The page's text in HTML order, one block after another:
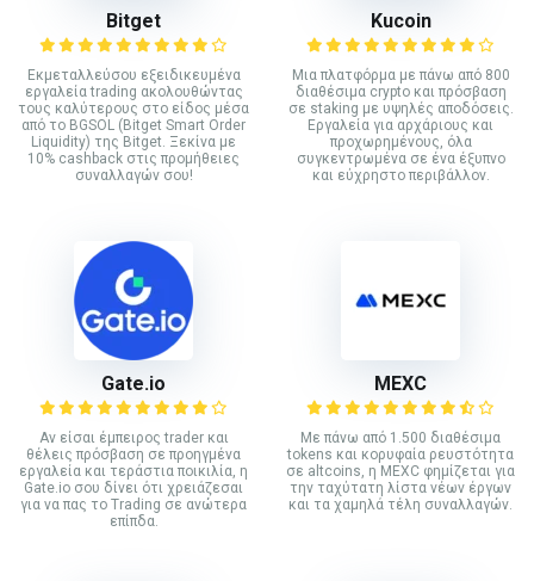
Bitget
Εκμεταλλεύσου εξειδικευμένα
εργαλεία trading ακολουθώντας
τους καλύτερους στο είδος μέσα
από το BGSOL (Bitget Smart Order
Liquidity) της Bitget. Ξεκίνα με
10% cashback στις προμήθειες
συναλλαγών σου!
Kucoin
Mια πλατφόρμα με πάνω από 800
διαθέσιμα crypto και πρόσβαση
σε staking με υψηλές αποδόσεις.
Εργαλεία για αρχάριους και
προχωρημένους, όλα
συγκεντρωμένα σε ένα έξυπνο
και εύχρηστο περιβάλλον.
Gate.io
Αν είσαι έμπειρος trader και
θέλεις πρόσβαση σε προηγμένα
εργαλεία και τεράστια ποικιλία, η
Gate.io σου δίνει ότι χρειάζεσαι
για να πας το Trading σε ανώτερα
επίπδα.
MEXC
Με πάνω από 1.500 διαθέσιμα
tokens και κορυφαία ρευστότητα
σε altcoins, η MEXC φημίζεται για
την ταχύτατη λίστα νέων έργων
και τα χαμηλά τέλη συναλλαγών.